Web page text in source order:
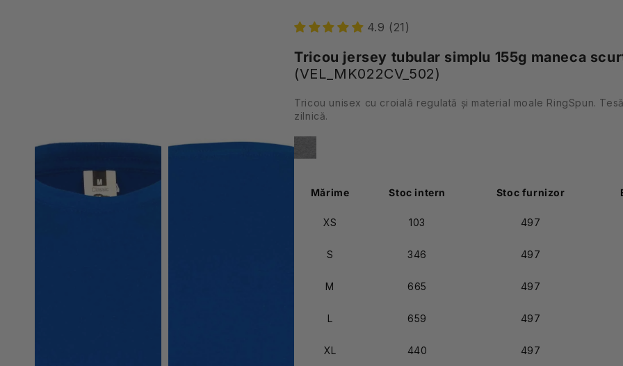
4.9 (21)
Tricou jersey tubular simplu 155g maneca
(VEL_MK022CV_502)
Tricou unisex cu croială regulată și material moale RingSpun.
zilnică.
Mărime Stoc intern Stoc furnizor
XS 103 497
S 346 497
M 665 497
L 659 497
XL 440 497